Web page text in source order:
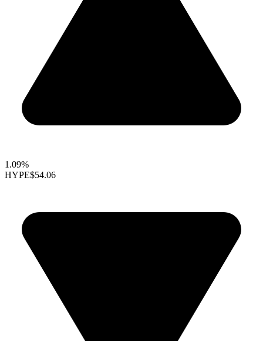
1.09%
HYPE$54.06